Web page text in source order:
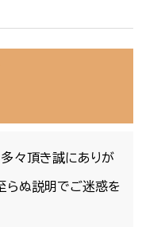
々頂き誠にありが
らぬ説明でご迷惑を